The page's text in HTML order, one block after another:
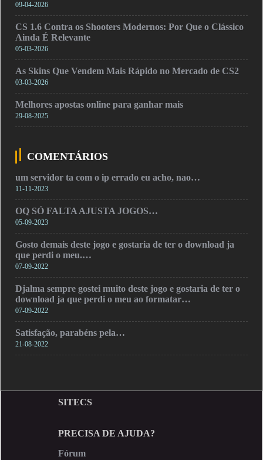
09-04-2026
CS 1.6 Contra os Shooters Modernos: Por Que o Clássico
Ainda É Relevante
05-03-2026
As Skins Que Vendem Mais Rápido no Mercado de CS2
03-03-2026
Melhores apostas online para ganhar mais
29-08-2025
COMENTÁRIOS
um servidor ta com o ip errado eu acho, nao…
11-11-2023
OQ SÓ FALTA AJUSTA JOGOS…
05-09-2023
Gosto demais deste jogo e gostaria de ter o download ja
que perdi o meu.…
07-09-2022
Djalma sempre gostei muito deste jogo e gostaria de ter o
download ja que perdi o meu ao formatar…
07-09-2022
Satisfação, parabéns pela…
21-08-2022
SITECS
PRECISA DE AJUDA?
Fórum